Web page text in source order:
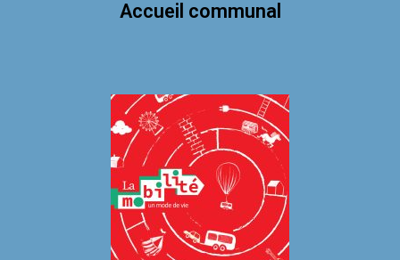
Accueil communal